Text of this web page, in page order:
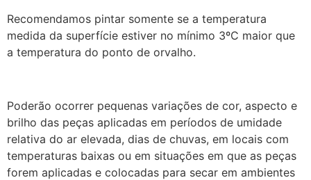
Recomendamos pintar somente se a temperatura
medida da superfície estiver no mínimo 3ºC maior que
a temperatura do ponto de orvalho.
Poderão ocorrer pequenas variações de cor, aspecto e
brilho das peças aplicadas em períodos de umidade
relativa do ar elevada, dias de chuvas, em locais com
temperaturas baixas ou em situações em que as peças
forem aplicadas e colocadas para secar em ambientes